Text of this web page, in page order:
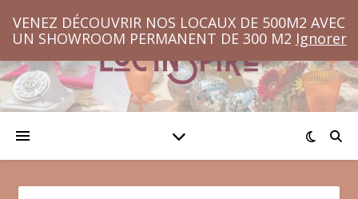
VENEZ DÉCOUVRIR NOS LOCAUX DE 500M2 AVEC
UN SHOWROOM PERMANENT DE 300 M2 Ignorer